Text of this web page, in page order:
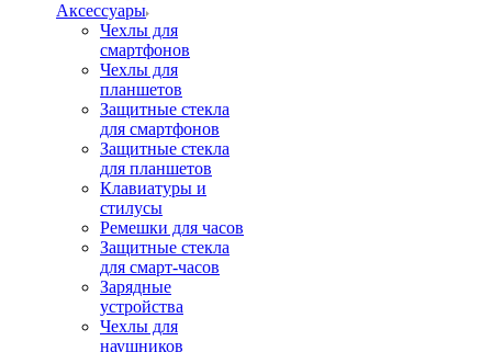
Аксессуары
Чехлы для
смартфонов
Чехлы для
планшетов
Защитные стекла
для смартфонов
Защитные стекла
для планшетов
Клавиатуры и
стилусы
Ремешки для часов
Защитные стекла
для смарт-часов
Зарядные
устройства
Чехлы для
наушников